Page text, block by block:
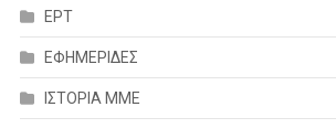
ΕΡΤ
ΕΦΗΜΕΡΙΔΕΣ
ΙΣΤΟΡΙΑ ΜΜΕ